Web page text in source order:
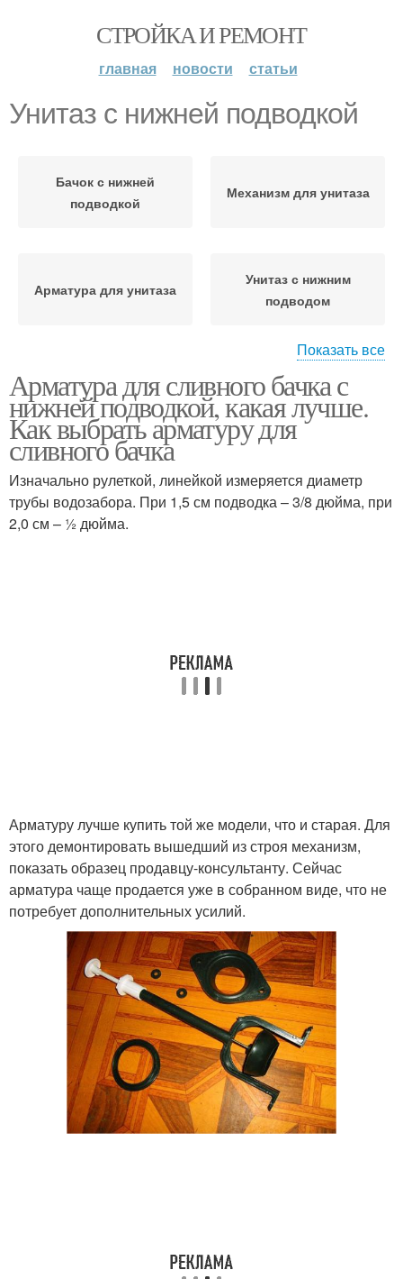
СТРОЙКА И РЕМОНТ
главная новости статьи
Унитаз с нижней подводкой
Бачок с нижней
подводкой
Механизм для унитаза
Арматура для унитаза
Унитаз с нижним
подводом
Клапаны для унитаза Бачок с нижней подачей
Арматуры для унитаза
Бачок с верхней
подводкой
Показать все
Арматура для сливного бачка с
нижней подводкой, какая лучше.
Как выбрать арматуру для
сливного бачка
Изначально рулеткой, линейкой измеряется диаметр
трубы водозабора. При 1,5 см подводка – 3/8 дюйма, при
2,0 см – ½ дюйма.
Арматуру лучше купить той же модели, что и старая. Для
этого демонтировать вышедший из строя механизм,
показать образец продавцу-консультанту. Сейчас
арматура чаще продается уже в собранном виде, что не
потребует дополнительных усилий.